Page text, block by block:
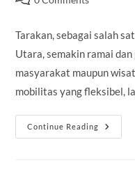
Tarakan, sebagai salah
Utara, semakin ramai
masyarakat maupun
mobilitas yang fleksibel,
Continue Reading
Sewa
Mobil